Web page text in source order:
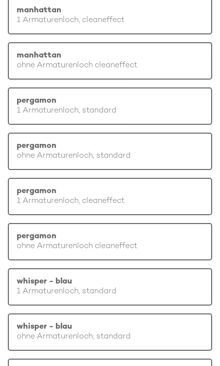
manhattan
1 Armaturenloch, cleaneffect
manhattan
ohne Armaturenloch cleaneffect
pergamon
1 Armaturenloch, standard
pergamon
ohne Armaturenloch, standard
pergamon
1 Armaturenloch, cleaneffect
pergamon
ohne Armaturenloch cleaneffect
whisper - blau
1 Armaturenloch, standard
whisper - blau
ohne Armaturenloch, standard